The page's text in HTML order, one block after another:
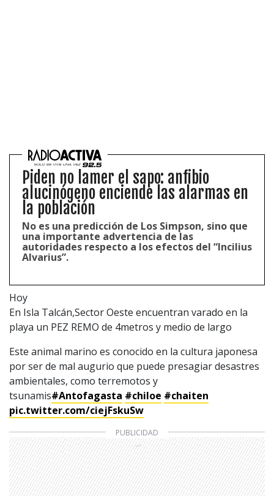
Piden no lamer el sapo: anfibio
alucinógeno enciende las alarmas en
la población
No es una predicción de Los Simpson, sino que
una importante advertencia de las
autoridades respecto a los efectos del “Incilius
Alvarius”.
Hoy
En Isla Talcán,Sector Oeste encuentran varado en la
playa un PEZ REMO de 4metros y medio de largo
Este animal marino es conocido en la cultura japonesa
por ser de mal augurio que puede presagiar desastres
ambientales, como terremotos y
tsunamis#Antofagasta #chiloe #chaiten
pic.twitter.com/ciejFskuSw